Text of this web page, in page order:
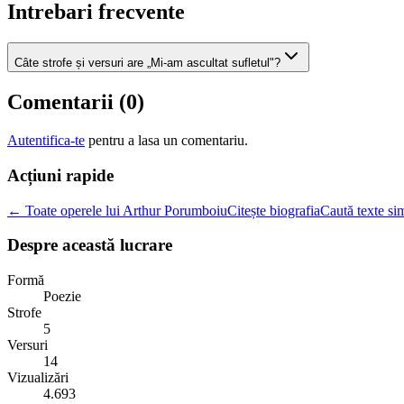
Intrebari frecvente
Câte strofe și versuri are „Mi-am ascultat sufletul"?
Comentarii (0)
Autentifica-te pentru a lasa un comentariu.
Acțiuni rapide
← Toate operele lui Arthur PorumboiuCitește biografiaCaută texte
Despre această lucrare
Formă
Poezie
Strofe
5
Versuri
14
Vizualizări
4.693